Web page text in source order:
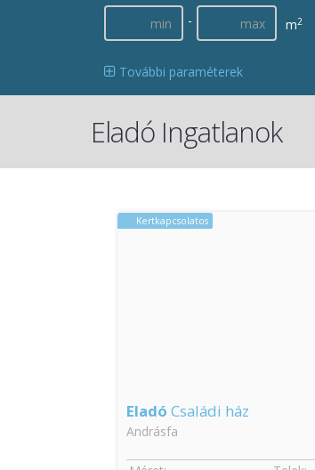
-
m2
További paraméterek
Eladó Ingatlanok
Kertkapcsolatos
Eladó Családi ház
Andrásfa